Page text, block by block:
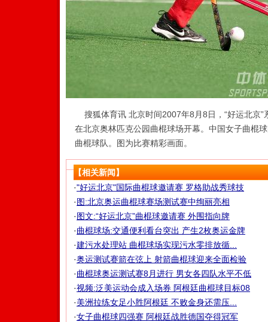
搜狐体育讯 北京时间2007年8月8日，“好运北京
在北京奥林匹克公园曲棍球场开幕。中国女子曲棍
曲棍球队。图为比赛精彩画面。
【相关新闻】
·"好运北京"国际曲棍球邀请赛 罗格助战秀球技
·图:北京奥运曲棍球赛场测试赛中绚丽亮相
·图文:“好运北京”曲棍球邀请赛 外围指向牌
·曲棍球场:交通便利看台突出 产生2枚奥运金牌
·建污水处理站 曲棍球场实现污水零排放循...
·奥运测试赛箭在弦上 射箭曲棍球迎来全面检验
·曲棍球奥运测试赛8月进行 男女各四队水平不低
·视频:泛美运动会成入场券 阿根廷曲棍球目标08
·美洲拉练女足小胜阿根廷 不败金身还需压...
·女子曲棍球四强赛 阿根廷战胜德国夺得冠军